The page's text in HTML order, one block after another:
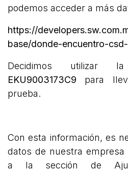
podemos acceder a más
https://
base/donde-encuentro-
Decidimos utilizar
EKU9003173C9 para
prueba.
Con esta información, es
datos de nuestra empresa
a la sección de